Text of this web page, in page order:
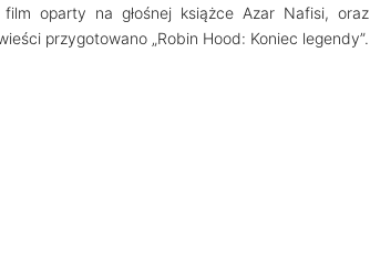
oparty na głośnej książce Azar Nafisi, oraz
przygotowano „Robin Hood: Koniec legendy”.